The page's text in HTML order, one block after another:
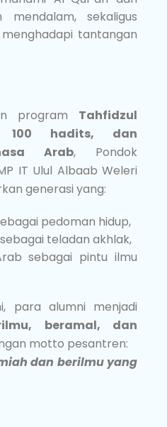
sekaligus
tantangan
program Tahfidzul
100 hadits, dan
Arab, Pondok
IT Ulul Albaab Weleri
generasi yang:
pedoman hidup,
sebagai teladan akhlak,
sebagai pintu ilmu
para alumni menjadi
beramal, dan
motto pesantren:
dan berilmu yang